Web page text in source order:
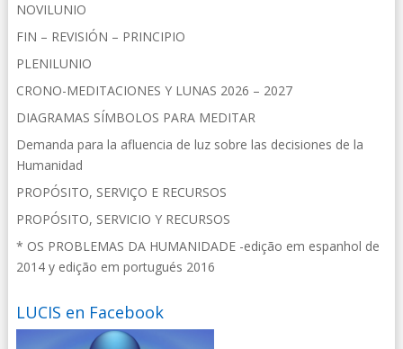
NOVILUNIO
FIN – REVISIÓN – PRINCIPIO
PLENILUNIO
CRONO-MEDITACIONES Y LUNAS 2026 – 2027
DIAGRAMAS SÍMBOLOS PARA MEDITAR
Demanda para la afluencia de luz sobre las decisiones de la
Humanidad
PROPÓSITO, SERVIÇO E RECURSOS
PROPÓSITO, SERVICIO Y RECURSOS
* OS PROBLEMAS DA HUMANIDADE -edição em espanhol de
2014 y edição em portugués 2016
LUCIS en Facebook